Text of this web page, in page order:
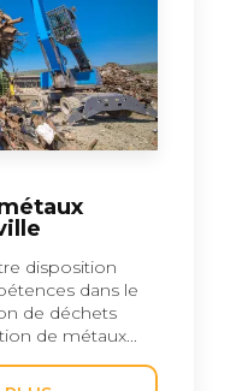
disposition
dans le
de déchets
de métaux...